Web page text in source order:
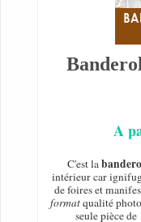
A
C'est la
intérieur car
de foires et
formatqualité
seule pièce